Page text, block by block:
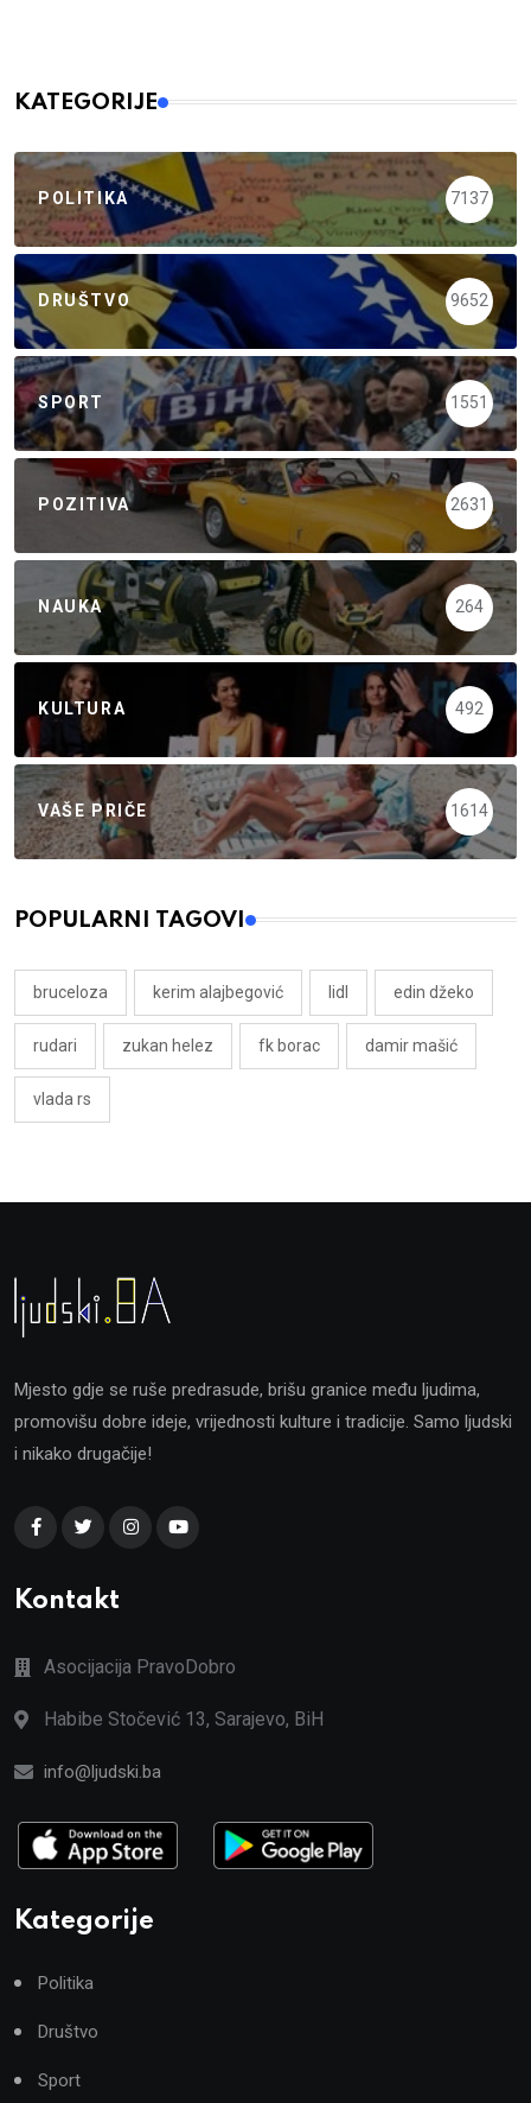
KATEGORIJE
POLITIKA 7137
DRUŠTVO 9652
SPORT 1551
POZITIVA 2631
NAUKA 264
KULTURA 492
VAŠE PRIČE 1614
POPULARNI TAGOVI
bruceloza kerim alajbegović lidl edin džeko
rudari zukan helez fk borac damir mašić
vlada rs
Mjesto gdje se ruše predrasude, brišu granice među ljudima,
promovišu dobre ideje, vrijednosti kulture i tradicije. Samo ljudski
i nikako drugačije!
Kontakt
Asocijacija PravoDobro
Habibe Stočević 13, Sarajevo, BiH
info@ljudski.ba
Kategorije
Politika
Društvo
Sport